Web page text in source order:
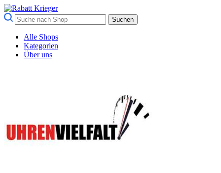
Suchen
Alle Shops
Kategorien
Über uns